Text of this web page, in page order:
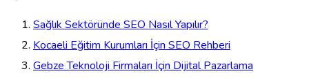
Sağlık Sektöründe SEO Nasıl Yapılır?
Kocaeli Eğitim Kurumları İçin SEO Rehberi
Gebze Teknoloji Firmaları İçin Dijital Pazarlama